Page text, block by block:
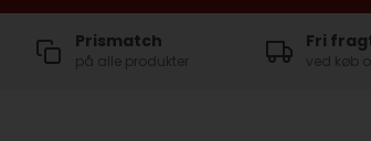
Prismatch
på alle produkter
Fri
ved køb